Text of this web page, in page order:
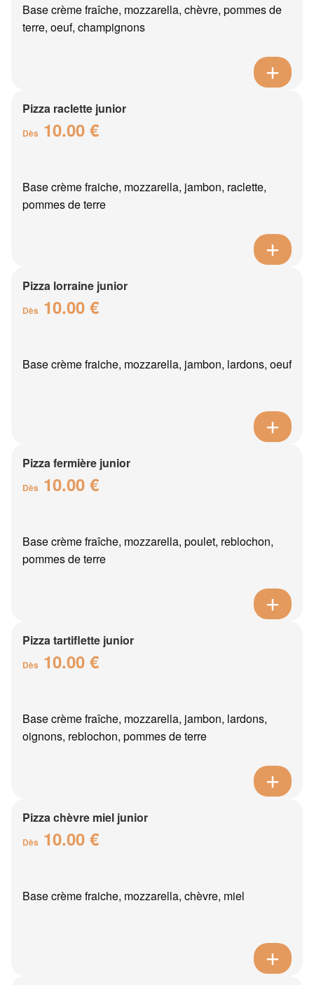
Base crème fraîche, mozzarella, chèvre, pommes de
terre, oeuf, champignons
Pizza raclette junior
Dès 10.00 €
Base crème fraiche, mozzarella, jambon, raclette,
pommes de terre
Pizza lorraine junior
Dès 10.00 €
Base crème fraiche, mozzarella, jambon, lardons, oeuf
Pizza fermière junior
Dès 10.00 €
Base crème fraîche, mozzarella, poulet, reblochon,
pommes de terre
Pizza tartiflette junior
Dès 10.00 €
Base crème fraîche, mozzarella, jambon, lardons,
oignons, reblochon, pommes de terre
Pizza chèvre miel junior
Dès 10.00 €
Base crème fraiche, mozzarella, chèvre, miel